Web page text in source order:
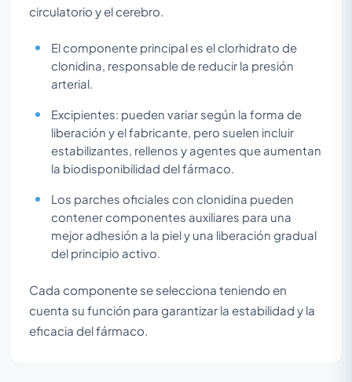
circulatorio y el cerebro.
El componente principal es el clorhidrato de
clonidina, responsable de reducir la presión
arterial.
Excipientes: pueden variar según la forma de
liberación y el fabricante, pero suelen incluir
estabilizantes, rellenos y agentes que aumentan
la biodisponibilidad del fármaco.
Los parches oficiales con clonidina pueden
contener componentes auxiliares para una
mejor adhesión a la piel y una liberación gradual
del principio activo.
Cada componente se selecciona teniendo en
cuenta su función para garantizar la estabilidad y la
eficacia del fármaco.